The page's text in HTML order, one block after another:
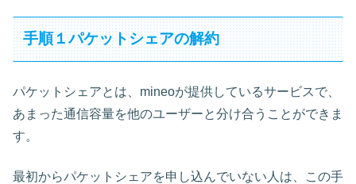
手順１パケットシェアの解約
パケットシェアとは、mineoが提供しているサービスで、
あまった通信容量を他のユーザーと分け合うことができま
す。
最初からパケットシェアを申し込んでいない人は、この手